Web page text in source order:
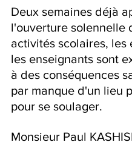
Deux semaines déjà
l'ouverture solennelle
activités scolaires, les
les enseignants sont
à des conséquences
par manque d'un lieu
pour se soulager.
Monsieur Paul